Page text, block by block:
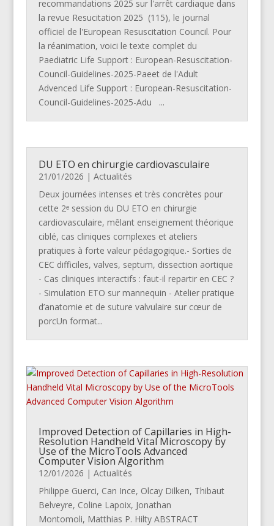
recommandations 2025 sur l'arrêt cardiaque dans
la revue Resucitation 2025 (115), le journal
officiel de l'European Resuscitation Council. Pour
la réanimation, voici le texte complet du
Paediatric Life Support : European-Resuscitation-
Council-Guidelines-2025-Paeet de l'Adult
Advenced Life Support : European-Resuscitation-
Council-Guidelines-2025-Adu ...
DU ETO en chirurgie cardiovasculaire
21/01/2026 | Actualités
Deux journées intenses et très concrètes pour
cette 2ᵉ session du DU ETO en chirurgie
cardiovasculaire, mêlant enseignement théorique
ciblé, cas cliniques complexes et ateliers
pratiques à forte valeur pédagogique.- Sorties de
CEC difficiles, valves, septum, dissection aortique
- Cas cliniques interactifs : faut-il repartir en CEC ?
- Simulation ETO sur mannequin - Atelier pratique
d’anatomie et de suture valvulaire sur cœur de
porcUn format...
Improved Detection of Capillaries in High-
Resolution Handheld Vital Microscopy by
Use of the MicroTools Advanced
Computer Vision Algorithm
12/01/2026 | Actualités
Philippe Guerci, Can Ince, Olcay Dilken, Thibaut
Belveyre, Coline Lapoix, Jonathan
Montomoli, Matthias P. Hilty ABSTRACT